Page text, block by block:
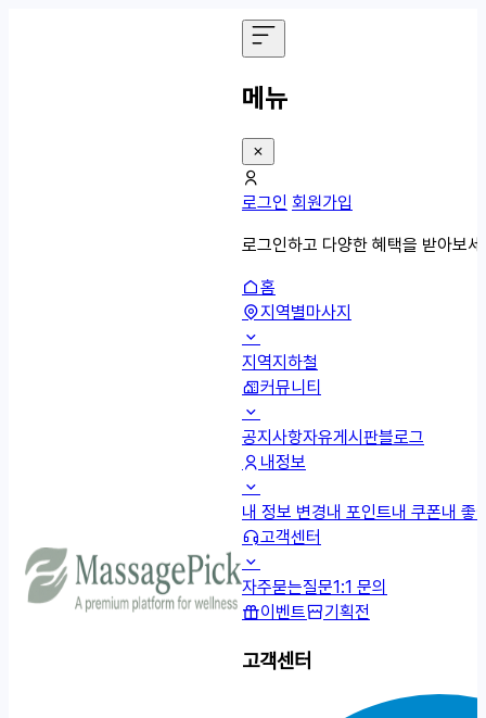
메뉴
로그인 회원가입
로그인하고 다양한 혜택을 받아보
홈
지역별마사지
지역지하철
커뮤니티
공지사항자유게시판블로그
내정보
내 정보 변경내 포인트내 쿠폰내 좋
고객센터
자주묻는질문1:1 문의
이벤트
기획전
고객센터